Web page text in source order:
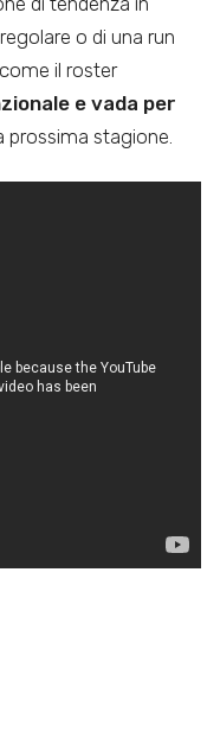
o di una run
il roster
e vada per
prossima stagione.